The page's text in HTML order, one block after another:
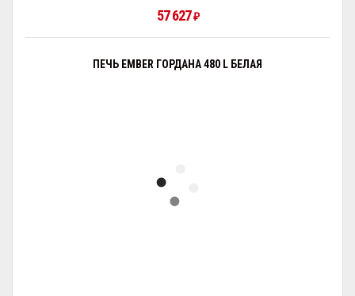
57 627₽
ПЕЧЬ EMBER ГОРДАНА 480 L БЕЛАЯ